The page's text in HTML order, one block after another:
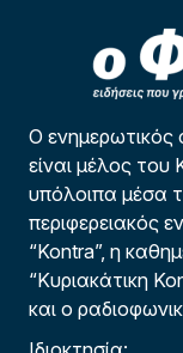
Ο ενημερωτικός
είναι μέλος
υπόλοιπα μέσα
περιφερειακός
“Kontra”, η
“Κυριακάτικη
και ο